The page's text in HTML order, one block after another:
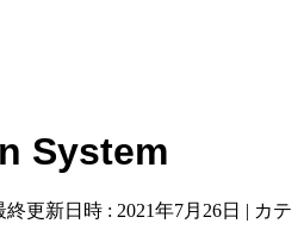
System
終更新日時 : 2021年7月26日
カテ